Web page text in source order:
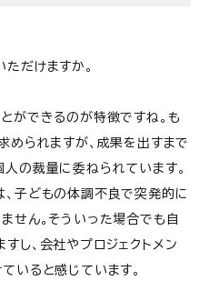
だけますか。
ができるのが特徴ですね。も
められますが、成果を出すまで
の裁量に委ねられています。
子どもの体調不良で突発的に
せん。そういった場合でも自
し、会社やプロジェクトメン
いると感じています。